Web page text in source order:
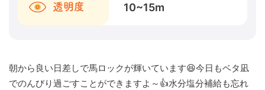
透明度 10~15m
朝から良い日差しで馬ロックが輝いています😆今日もベタ凪
でのんびり過ごすことができますよ～👍水分塩分補給も忘れ